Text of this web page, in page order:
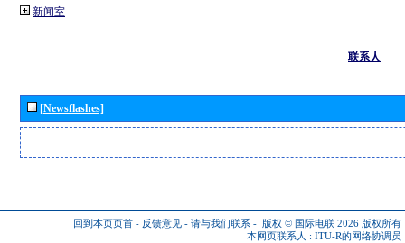
新闻室
联系人
[Newsflashes]
回到本页页首 - 反馈意见 - 请与我们联系 - 版权 © 国际电联 2026 版权所有
本网页联系人 : ITU-R的网络协调员